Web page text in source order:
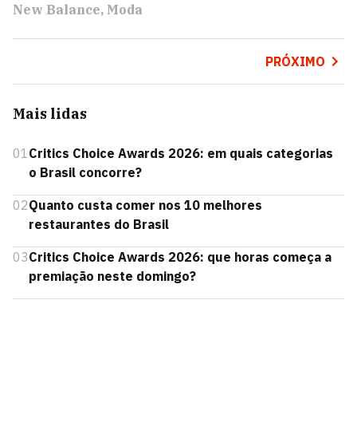
New Balance Moda
PRÓXIMO
Mais lidas
01 Critics Choice Awards 2026: em quais categorias
o Brasil concorre?
02Quanto custa comer nos 10 melhores
restaurantes do Brasil
03Critics Choice Awards 2026: que horas começa a
premiação neste domingo?